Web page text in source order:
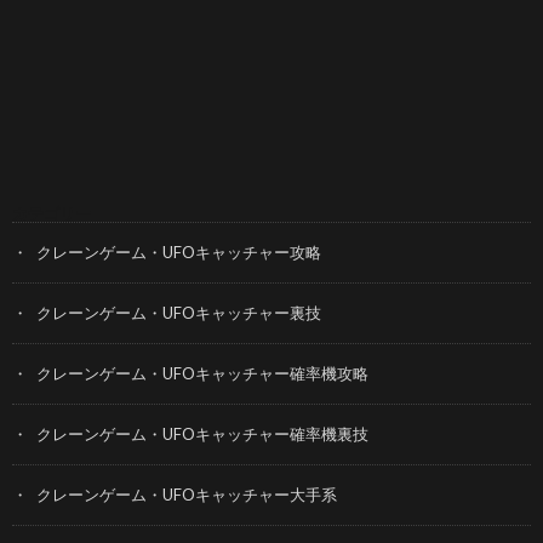
クレーンゲーム・UFOキャッチャー攻略
クレーンゲーム・UFOキャッチャー裏技
クレーンゲーム・UFOキャッチャー確率機攻略
クレーンゲーム・UFOキャッチャー確率機裏技
クレーンゲーム・UFOキャッチャー大手系